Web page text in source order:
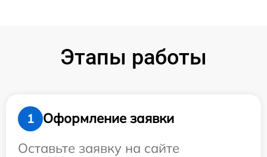
Этапы работы
1
Оформление заявки
Оставьте заявку на сайте